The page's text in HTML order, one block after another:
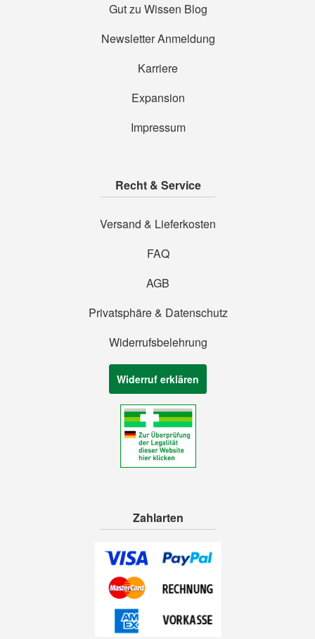
Gut zu Wissen Blog
Newsletter Anmeldung
Karriere
Expansion
Impressum
Recht & Service
Versand & Lieferkosten
FAQ
AGB
Privatsphäre & Datenschutz
Widerrufsbelehrung
Widerruf erklären
Zahlarten